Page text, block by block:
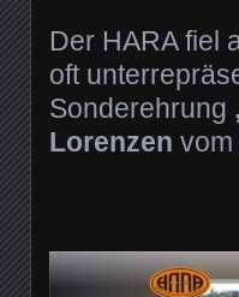
Der HARA fiel
oft
Sonderehrung
Lorenzen vom